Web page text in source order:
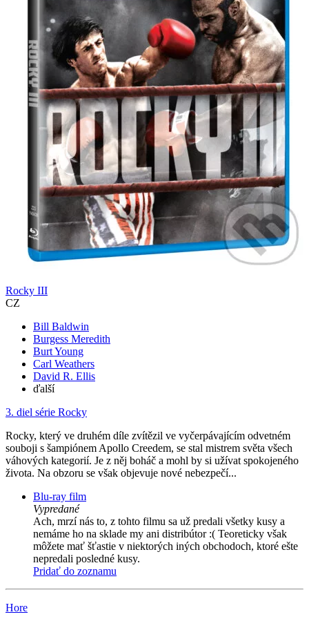
Rocky III
CZ
Bill Baldwin
Burgess Meredith
Burt Young
Carl Weathers
David R. Ellis
ďalší
3. diel série Rocky
Rocky, který ve druhém díle zvítězil ve vyčerpávajícím odvetném
souboji s šampiónem Apollo Creedem, se stal mistrem světa všech
váhových kategorií. Je z něj boháč a mohl by si užívat spokojeného
života. Na obzoru se však objevuje nové nebezpečí...
Blu-ray film
Vypredané
Ach, mrzí nás to, z tohto filmu sa už predali všetky kusy a
nemáme ho na sklade my ani distribútor :( Teoreticky však
môžete mať šťastie v niektorých iných obchodoch, ktoré ešte
nepredali posledné kusy.
Pridať do zoznamu
Hore